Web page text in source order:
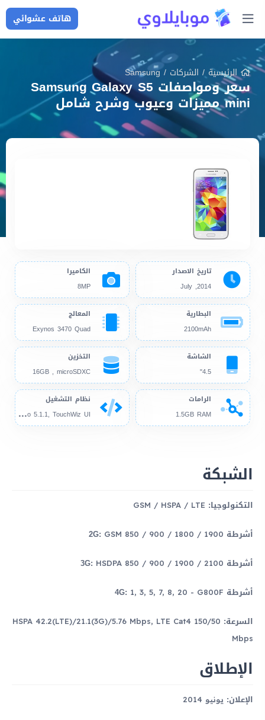
هاتف عشوائي
الرئيسية/ الشركات /
Samsung
سعر ومواصفات Samsung Galaxy S5
mini مميزات وعيوب وشرح شامل
تاريخ الاصدار
2014, July
الكاميرا
8MP
البطارية
2100mAh
المعالج
Exynos 3470 Quad
الشاشة
4.5"
التخزين
16GB , microSDXC
الرامات
1.5GB RAM
نظام التشغيل
And
roid 4.4.2, up to 5.1.1, TouchWiz UI
الشبكة
التكنولوجيا:
أشرطة 2G: GSM 850 / 900 / 1800 / 1900
أشرطة 3G: HSDPA 850 / 900 / 1900 / 2100
أشرطة 4G: 1, 3, 5, 7, 8, 20 - G800F
السرعة: HSPA 42.2(LTE)/21.1(3G)/5.76 Mbps, LTE Cat4 150/50
Mbps
الإطلاق
الإعلان: يونيو 2014